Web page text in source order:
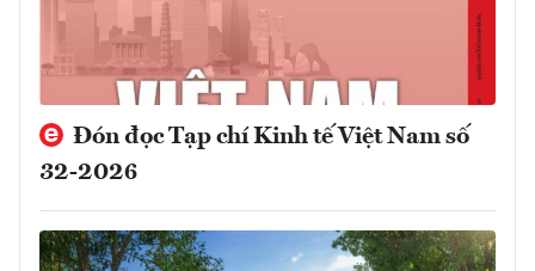
Đón đọc Tạp chí Kinh tế Việt Nam số
32-2026